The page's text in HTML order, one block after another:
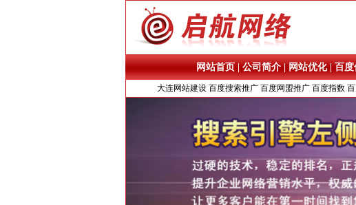
网站首页| 公司简介| 网站优化| 百度
大连网站建设 百度搜索推广 百度网盟推广 百度指数